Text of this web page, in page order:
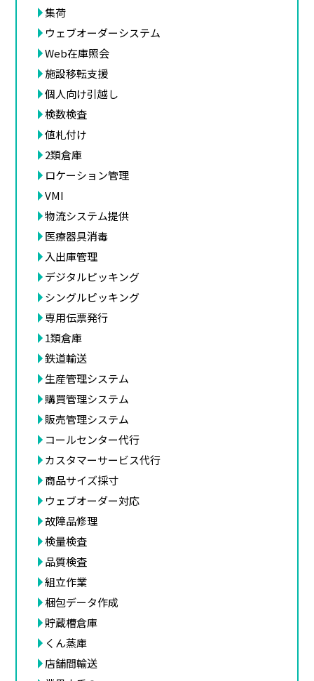
集荷
ウェブオーダーシステム
Web在庫照会
施設移転支援
個人向け引越し
検数検査
値札付け
2類倉庫
ロケーション管理
VMI
物流システム提供
医療器具消毒
入出庫管理
デジタルピッキング
シングルピッキング
専用伝票発行
1類倉庫
鉄道輸送
生産管理システム
購買管理システム
販売管理システム
コールセンター代行
カスタマーサービス代行
商品サイズ採寸
ウェブオーダー対応
故障品修理
検量検査
品質検査
組立作業
梱包データ作成
貯蔵槽倉庫
くん蒸庫
店舗間輸送